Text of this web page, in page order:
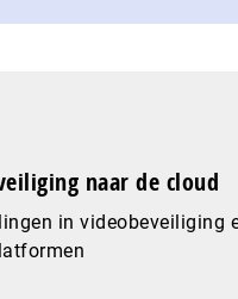
naar de cloud
in videobeveiliging